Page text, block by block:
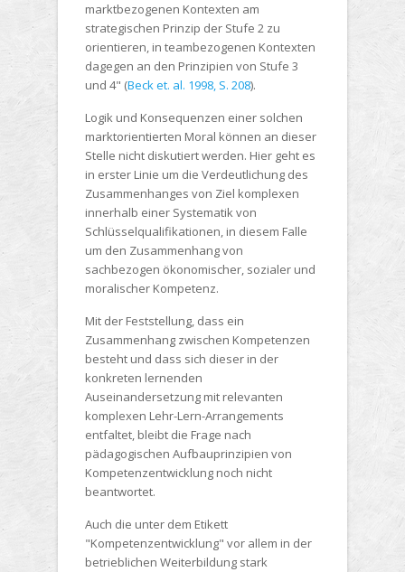
marktbezogenen Kontexten am
strategischen Prinzip der Stufe 2 zu
orientieren, in teambezogenen Kontexten
dagegen an den Prinzipien von Stufe 3
und 4" (Beck et. al. 1998, S. 208).
Logik und Konsequenzen einer solchen
marktorientierten Moral können an dieser
Stelle nicht diskutiert werden. Hier geht es
in erster Linie um die Verdeutlichung des
Zusammenhanges von Ziel komplexen
innerhalb einer Systematik von
Schlüsselqualifikationen, in diesem Falle
um den Zusammenhang von
sachbezogen ökonomischer, sozialer und
moralischer Kompetenz.
Mit der Feststellung, dass ein
Zusammenhang zwischen Kompetenzen
besteht und dass sich dieser in der
konkreten lernenden
Auseinandersetzung mit relevanten
komplexen Lehr-Lern-Arrangements
entfaltet, bleibt die Frage nach
pädagogischen Aufbauprinzipien von
Kompetenzentwicklung noch nicht
beantwortet.
Auch die unter dem Etikett
"Kompetenzentwicklung" vor allem in der
betrieblichen Weiterbildung stark